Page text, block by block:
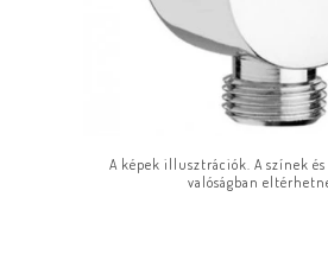
A képek illusztrációk. A színek és
valóságban